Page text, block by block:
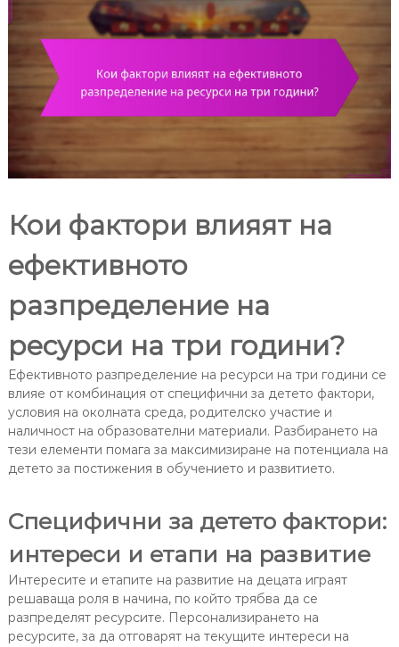
Кои фактори влияят на
ефективното
разпределение на
ресурси на три години?
Ефективното разпределение на ресурси на три години се
влияе от комбинация от специфични за детето фактори,
условия на околната среда, родителско участие и
наличност на образователни материали. Разбирането на
тези елементи помага за максимизиране на потенциала на
детето за постижения в обучението и развитието.
Специфични за детето фактори:
интереси и етапи на развитие
Интересите и етапите на развитие на децата играят
решаваща роля в начина, по който трябва да се
разпределят ресурсите. Персонализирането на
ресурсите, за да отговарят на текущите интереси на